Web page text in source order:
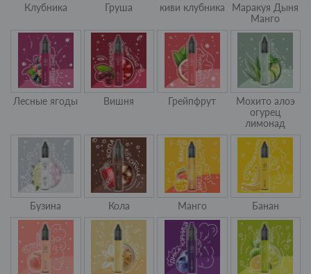
Клубника Груша киви клубника
Маракуя Дыня
Манго
Лесные ягоды Вишня Грейпфрут
Мохито алоэ
огурец
лимонад
Бузина Кола Манго Банан